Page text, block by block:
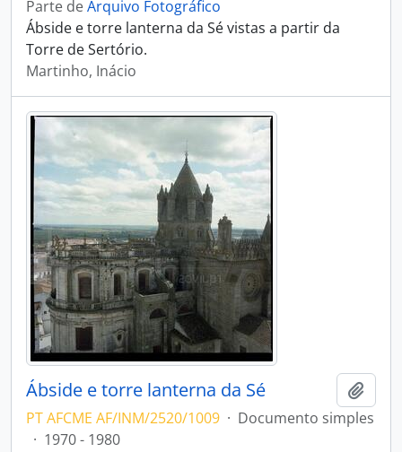
Parte deArquivo Fotográfico
Ábside e torre lanterna da Sé vistas a partir da
Torre de Sertório.
Martinho, Inácio
Ábside e torre lanterna da Sé
PT AFCME AF/INM/2520/1009 · Documento simples
· 1970 - 1980